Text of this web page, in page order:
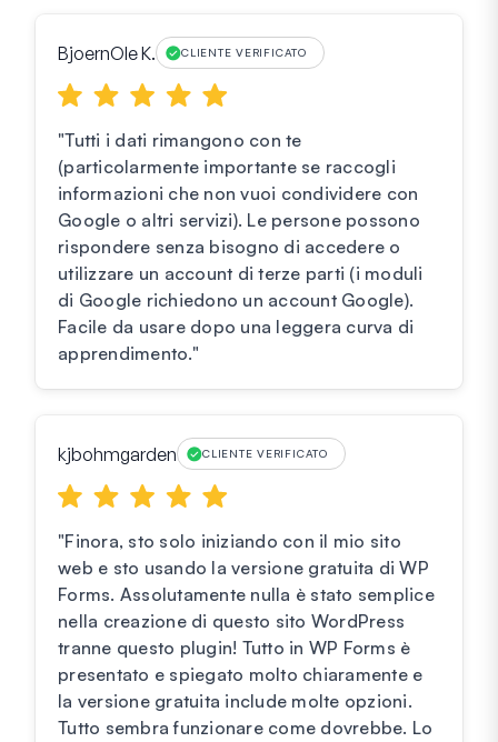
BjoernOle K. CLIENTE VERIFICATO
"Tutti i dati rimangono con te
(particolarmente importante se raccogli
informazioni che non vuoi condividere con
Google o altri servizi). Le persone possono
rispondere senza bisogno di accedere o
utilizzare un account di terze parti (i moduli
di Google richiedono un account Google).
Facile da usare dopo una leggera curva di
apprendimento."
kjbohmgarden CLIENTE VERIFICATO
"Finora, sto solo iniziando con il mio sito
web e sto usando la versione gratuita di WP
Forms. Assolutamente nulla è stato semplice
nella creazione di questo sito WordPress
tranne questo plugin! Tutto in WP Forms è
presentato e spiegato molto chiaramente e
la versione gratuita include molte opzioni.
Tutto sembra funzionare come dovrebbe. Lo